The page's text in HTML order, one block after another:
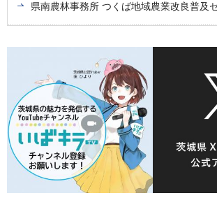
県南農林事務所 つくば地域農業改良普及